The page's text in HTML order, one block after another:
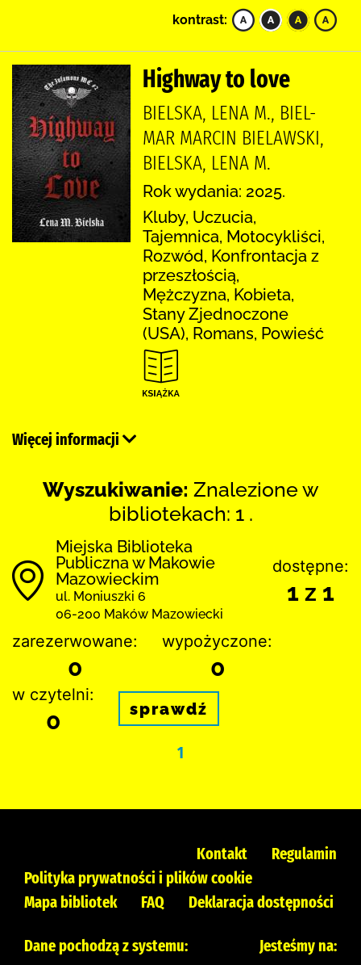
kontrast:
Highway to love
BIELSKA, LENA M., BIEL-
MAR MARCIN BIELAWSKI,
BIELSKA, LENA M.
Rok wydania: 2025.
Kluby, Uczucia,
Tajemnica, Motocykliści,
Rozwód, Konfrontacja z
przeszłością,
Mężczyzna, Kobieta,
Stany Zjednoczone
(USA), Romans, Powieść
Więcej informacji
Wyszukiwanie: Znalezione w
bibliotekach: 1 .
Miejska Biblioteka
Publiczna w Makowie
Mazowieckim
ul. Moniuszki 6
06-200 Maków Mazowiecki
dostępne:
1 z 1
zarezerwowane:
0
wypożyczone:
0
w czytelni:
0 sprawdź
1
Kontakt
Regulamin
Polityka prywatności i plików cookie
Mapa bibliotek
FAQ Deklaracja dostępności
Dane pochodzą z systemu: Jesteśmy na: